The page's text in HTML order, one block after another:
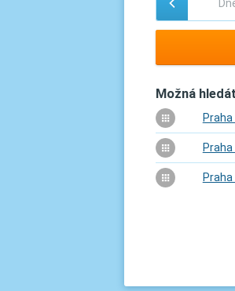
Možná
Praha